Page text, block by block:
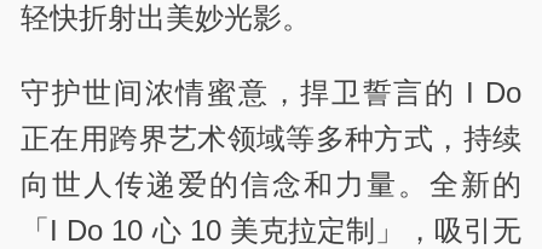
轻快折射出美妙光影。
守护世间浓情蜜意，捍卫誓言的 I Do
正在用跨界艺术领域等多种方式，持续
向世人传递爱的信念和力量。全新的
「I Do 10 心 10 美克拉定制」，吸引无